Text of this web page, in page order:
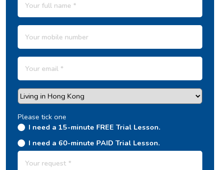
Please tick one
I need a 15-minute FREE Trial Lesson.
I need a 60-minute PAID Trial Lesson.